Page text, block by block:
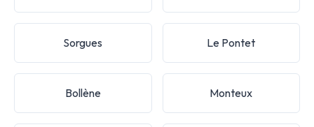
Sorgues Le Pontet
Bollène Monteux